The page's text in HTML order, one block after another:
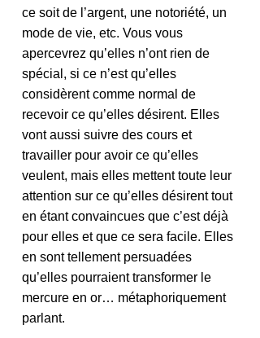
ce soit de l’argent, une notoriété, un
mode de vie, etc. Vous vous
apercevrez qu’elles n’ont rien de
spécial, si ce n’est qu’elles
considèrent comme normal de
recevoir ce qu’elles désirent. Elles
vont aussi suivre des cours et
travailler pour avoir ce qu’elles
veulent, mais elles mettent toute leur
attention sur ce qu’elles désirent tout
en étant convaincues que c’est déjà
pour elles et que ce sera facile. Elles
en sont tellement persuadées
qu’elles pourraient transformer le
mercure en or… métaphoriquement
parlant.